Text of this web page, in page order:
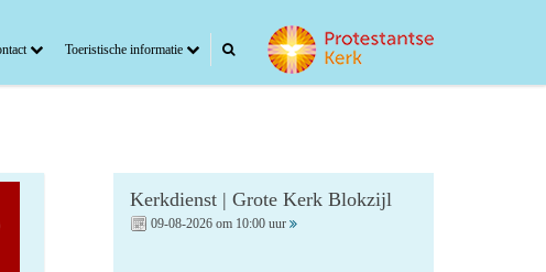
Toeristische informatie
Kerkdienst | Grote Kerk Blokzijl
09-08-2026 om 10:00 uur